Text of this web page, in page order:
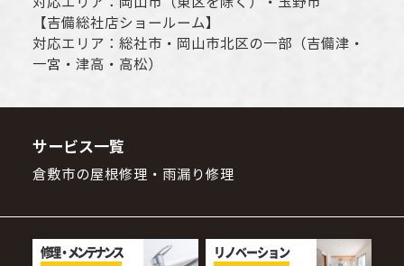
【吉備総社店ショールーム】
対応エリア： 総社市 ・ 岡山市北区の一部（吉備津・
一宮・津高・高松）
サービス一覧
倉敷市の屋根修理・雨漏り修理
修理・メンテナンス リノベーション